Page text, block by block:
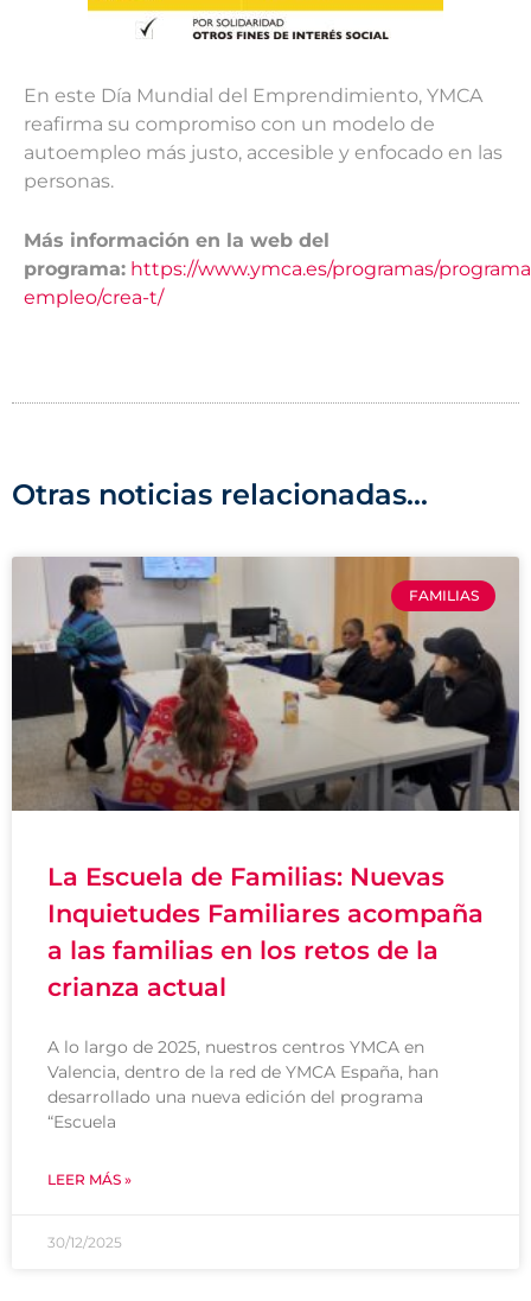
En este Día Mundial del Emprendimiento, YMCA
reafirma su compromiso con un modelo de
autoempleo más justo, accesible y enfocado en las
personas.
Más información en la web del
programa: https://www.ymca.es/programas/
empleo/crea-t/
Otras noticias relacionadas...
FAMILIAS
La Escuela de Familias: Nuevas
Inquietudes Familiares acompaña
a las familias en los retos de la
crianza actual
A lo largo de 2025, nuestros centros YMCA en
Valencia, dentro de la red de YMCA España, han
desarrollado una nueva edición del programa
“Escuela
LEER MÁS »
30/12/2025